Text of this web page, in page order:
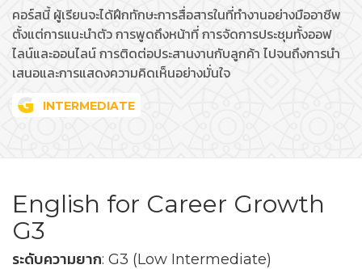
คอร์สนี้ ผู้เรียนจะได้ฝึกทักษะการสื่อสารในที่ทำงานอย่างมืออาชีพ
ตั้งแต่การแนะนำตัว การพูดถึงหน้าที่ การจัดการประชุมทั้งออฟ
ไลน์และออนไลน์ การติดต่อประสานงานกับลูกค้า ไปจนถึงการนำ
เสนอและการแสดงความคิดเห็นอย่างมั่นใจ
INTERMEDIATE
English for Career Growth
G3
ระดับความยาก: G3 (Low Intermediate)